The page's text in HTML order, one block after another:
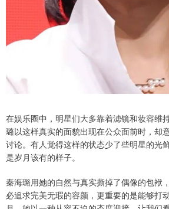
在娱乐圈中，明星们大多靠着滤镜和妆容维
璐以这样真实的面貌出现在公众面前时，却
讨论。有人觉得这样的状态少了些明星的光
是岁月该有的样子。
秦海璐用她的自然与真实撕掉了偶像的包袱
必追求完美无瑕的容颜，更重要的是能够打